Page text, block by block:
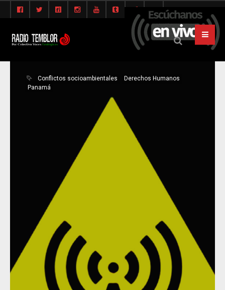
Conflictos socioambientales
Derechos Humanos
Panamá